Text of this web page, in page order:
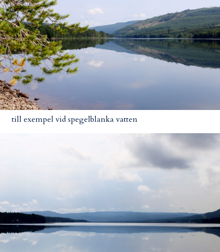
till exempel vid spegelblanka vatten